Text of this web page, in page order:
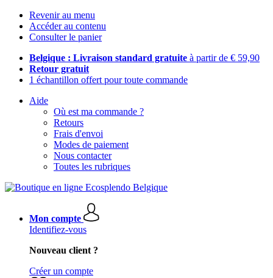
Revenir au menu
Accéder au contenu
Consulter le panier
Belgique : Livraison standard gratuite à partir de € 59,90
Retour gratuit
1 échantillon offert pour toute commande
Aide
Où est ma commande ?
Retours
Frais d'envoi
Modes de paiement
Nous contacter
Toutes les rubriques
Mon compte
Identifiez-vous
Nouveau client ?
Créer un compte